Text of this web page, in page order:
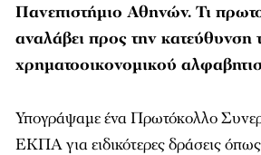
Πανεπιστήμιο Αθηνών. Τι
αναλάβει προς την κατεύθυνση
χρηματοοικονομικού
Υπογράψαμε ένα Πρωτόκολλο
ΕΚΠΑ για ειδικότερες δράσεις